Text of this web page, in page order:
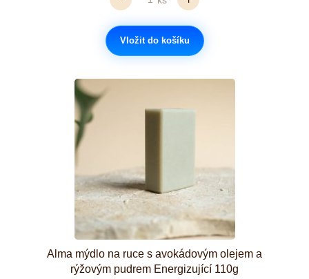
Vložit do košíku
Alma mýdlo na ruce s avokádovým olejem a
rýžovým pudrem Energizující 110g